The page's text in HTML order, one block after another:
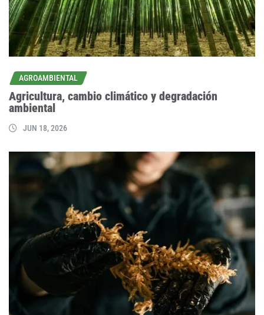
AGROAMBIENTAL
Agricultura, cambio climático y degradación
ambiental
JUN 18, 2026